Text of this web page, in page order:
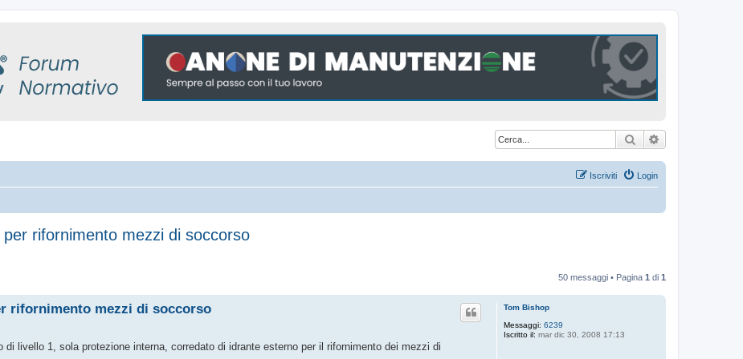
Cerca
Login
Iscriviti
rifornimento mezzi di soccorso
50 messaggi • Pagina 1 di 1
Tom Bishop
Messaggi: 6239
Iscritto il: mar dic 30, 2008 17:13
rifornimento mezzi di soccorso
livello 1, sola protezione interna, corredato di idrante esterno per il rifornimento dei mezzi di